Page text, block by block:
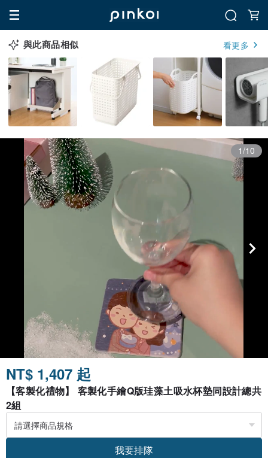
與此商品相似 看更多
1/10
NT$ 1,407 起
【客製化禮物】 客製化手繪Q版珪藻土吸水杯墊同設計總共
2組
我要排隊